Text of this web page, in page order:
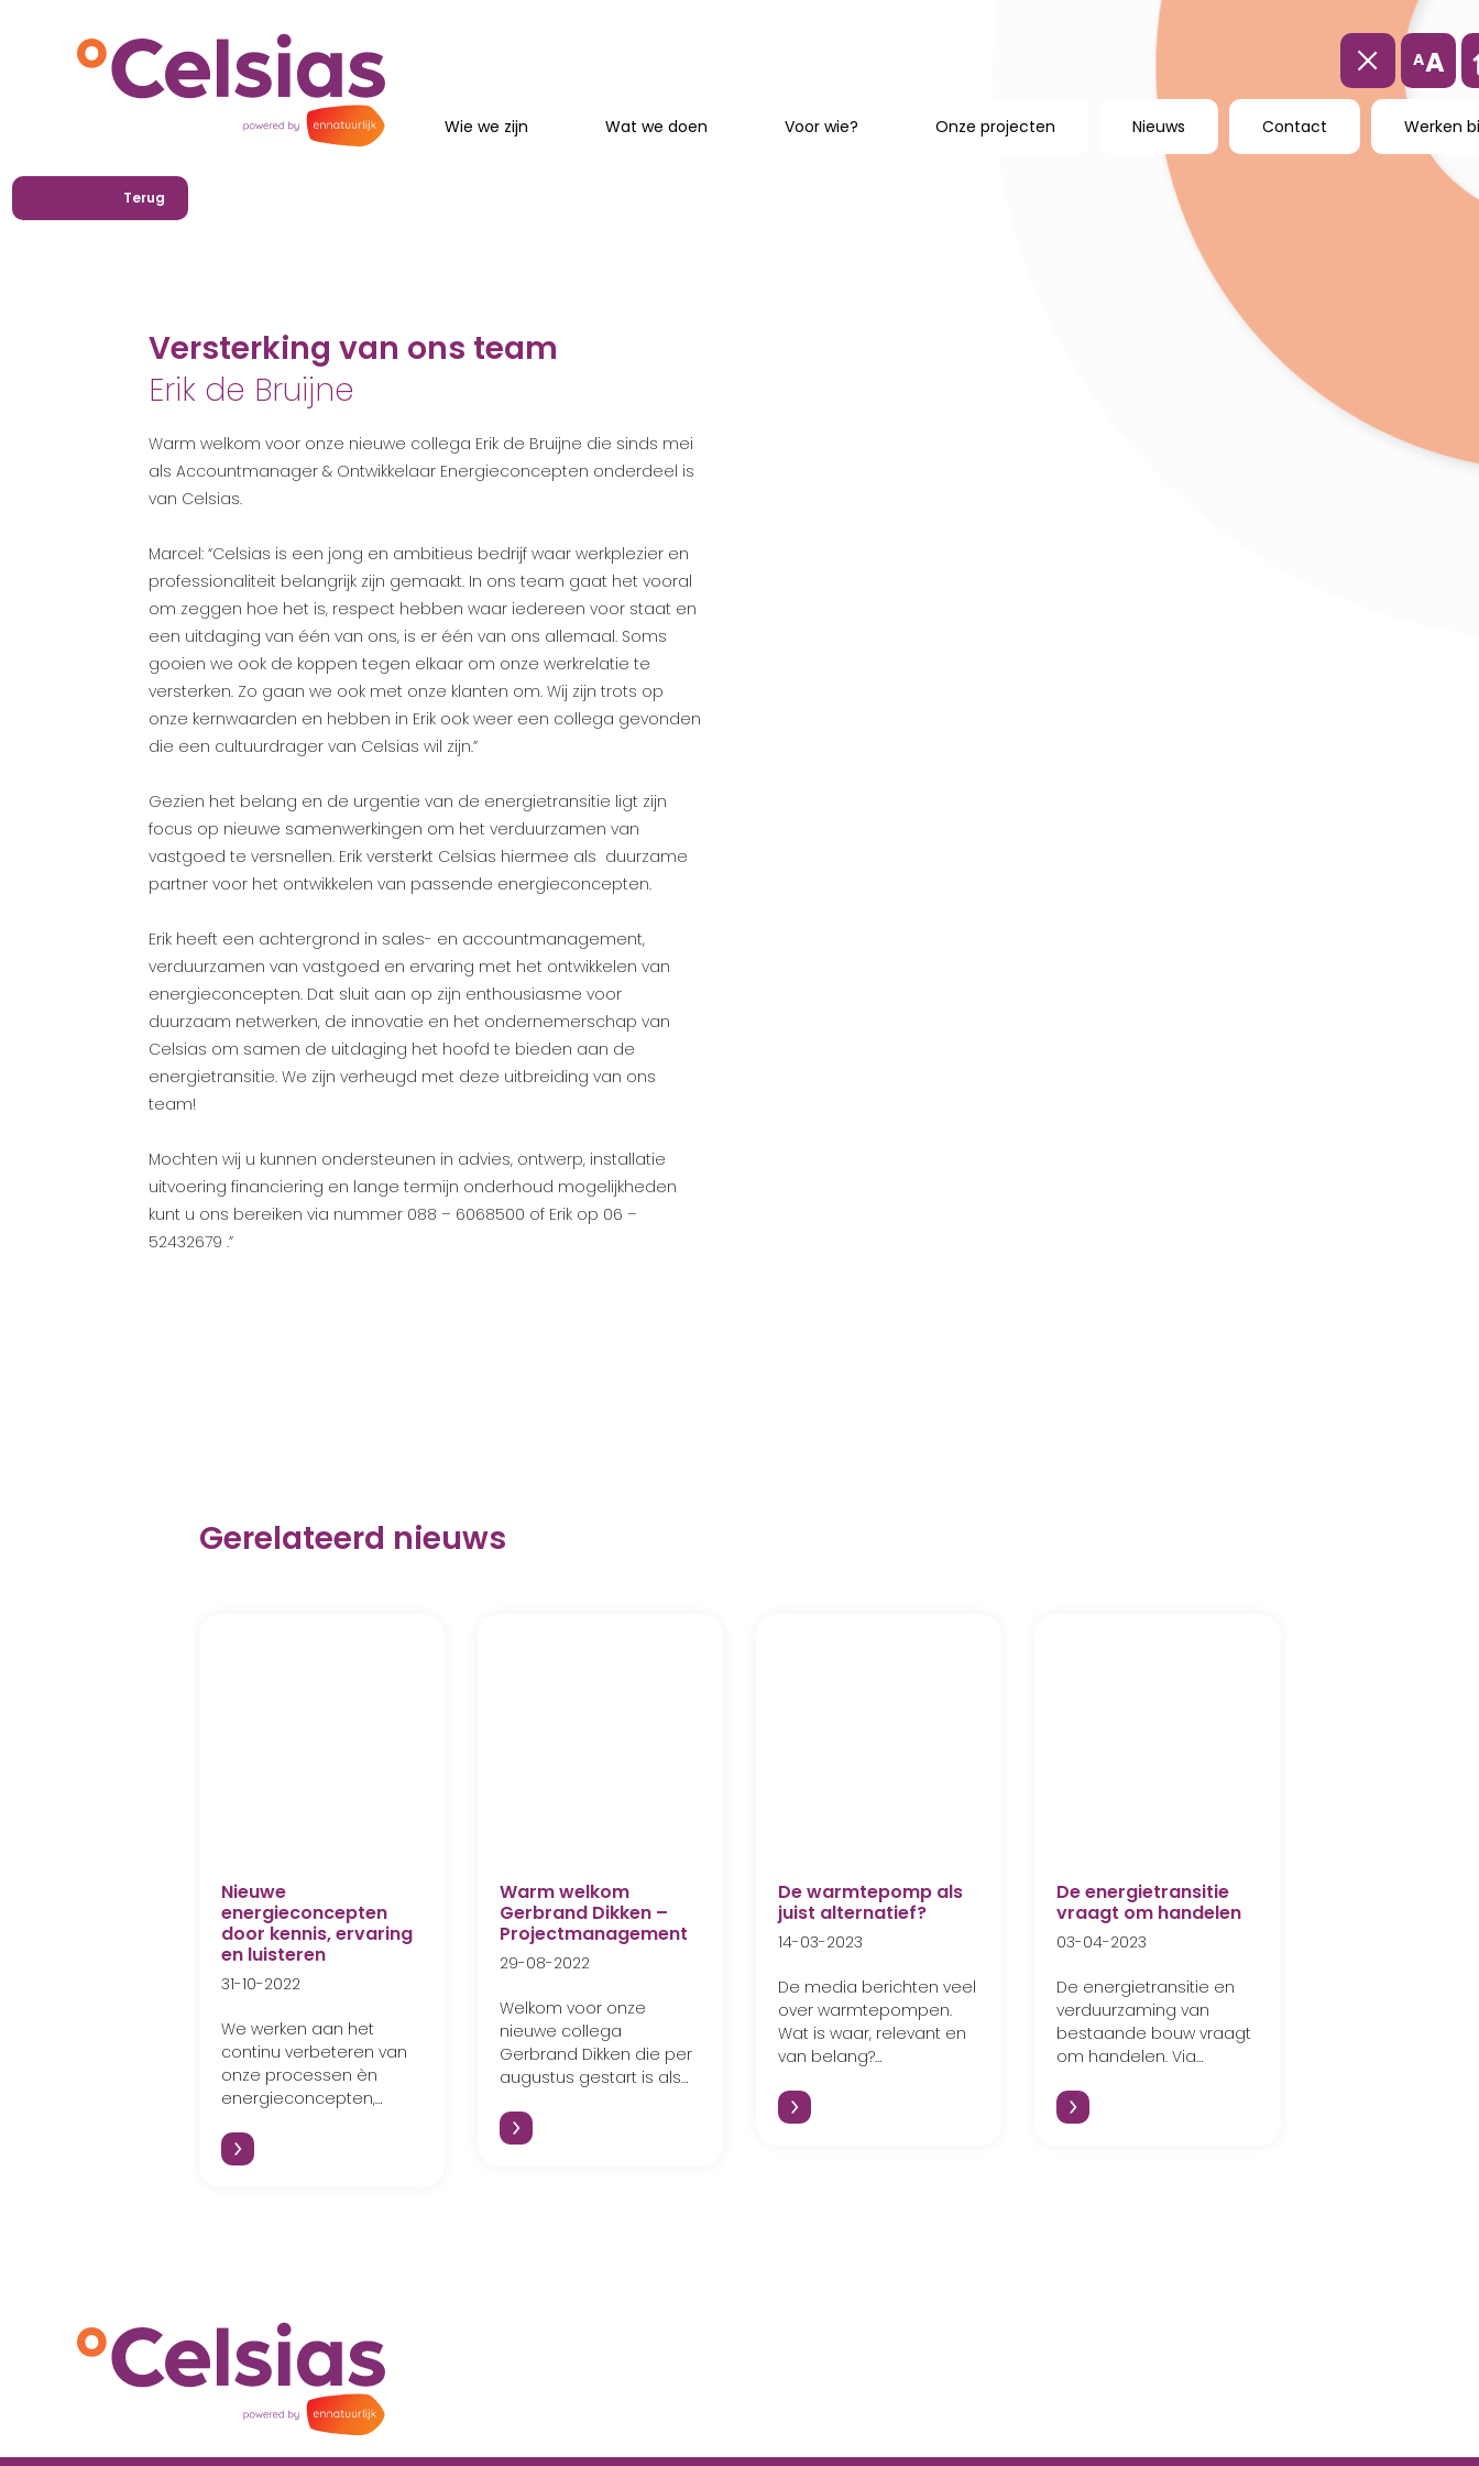
Wie we zijn Wat we doen Voor wie? Onze projecten Nieuws Contact Werken
AA
Terug
Versterking van ons team
Erik de Bruijne
Warm welkom voor onze nieuwe collega Erik de Bruijne die sinds mei
als Accountmanager & Ontwikkelaar Energieconcepten onderdeel is
van Celsias.
Marcel: “Celsias is een jong en ambitieus bedrijf waar werkplezier en
professionaliteit belangrijk zijn gemaakt. In ons team gaat het vooral
om zeggen hoe het is, respect hebben waar iedereen voor staat en
een uitdaging van één van ons, is er één van ons allemaal. Soms
gooien we ook de koppen tegen elkaar om onze werkrelatie te
versterken. Zo gaan we ook met onze klanten om. Wij zijn trots op
onze kernwaarden en hebben in Erik ook weer een collega gevonden
die een cultuurdrager van Celsias wil zijn.”
Gezien het belang en de urgentie van de energietransitie ligt zijn
focus op nieuwe samenwerkingen om het verduurzamen van
vastgoed te versnellen. Erik versterkt Celsias hiermee als duurzame
partner voor het ontwikkelen van passende energieconcepten.
Erik heeft een achtergrond in sales- en accountmanagement,
verduurzamen van vastgoed en ervaring met het ontwikkelen van
energieconcepten. Dat sluit aan op zijn enthousiasme voor
duurzaam netwerken, de innovatie en het ondernemerschap van
Celsias om samen de uitdaging het hoofd te bieden aan de
energietransitie. We zijn verheugd met deze uitbreiding van ons
team!
Mochten wij u kunnen ondersteunen in advies, ontwerp, installatie
uitvoering financiering en lange termijn onderhoud mogelijkheden
kunt u ons bereiken via nummer 088 – 6068500 of Erik op 06 –
52432679 .”
Gerelateerd nieuws
Nieuwe
energieconcepten
door kennis, ervaring
en luisteren
31-10-2022
We werken aan het
continu verbeteren van
onze processen èn
energieconcepten,
Warm welkom
Gerbrand Dikken –
Projectmanagement
29-08-2022
Welkom voor onze
nieuwe collega
Gerbrand Dikken die per
augustus gestart is als
Ontwikkelaar
Energieconcepten.
De warmtepomp als
juist alternatief?
14-03-2023
De media berichten veel
over warmtepompen.
Wat is waar, relevant en
van belang?
alternatief, dat leggen
we uit.
De energietransitie
vraagt om handelen
03-04-2023
De energietransitie en
verduurzaming van
bestaande bouw vraagt
om handelen. Via
klimaatoplossingen!